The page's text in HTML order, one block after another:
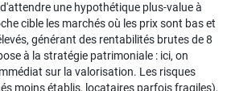
une hypothétique plus-value à
cible les marchés où les prix sont bas et
générant des rentabilités brutes de 8
à la stratégie patrimoniale : ici, on
sur la valorisation. Les risques
moins établis, locataires parfois fragiles),